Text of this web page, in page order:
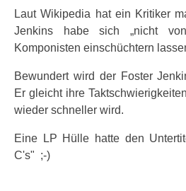
Laut Wikipedia hat ein Kritiker
Jenkins habe sich „nicht
Komponisten einschüchtern
Bewundert wird der Foster
Er gleicht ihre
wieder schneller wird.
Eine LP Hülle hatte den
C's" ;-)